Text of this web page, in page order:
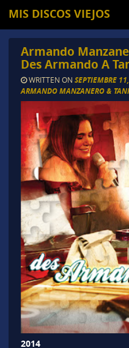
MIS DISCOS VIEJOS
Armando
Des Armando A
WRITTEN ON SEPTIEMBRE
ARMANDO MANZANERO &
2014